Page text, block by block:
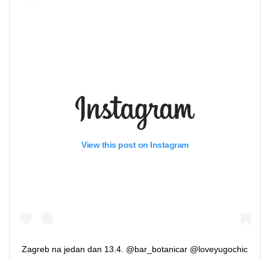
View this post on Instagram
Zagreb na jedan dan 13.4. @bar_botanicar @loveyugochic